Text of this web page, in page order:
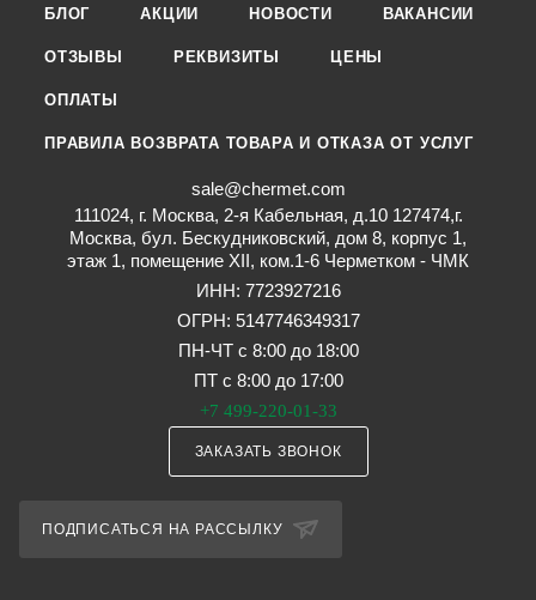
БЛОГ АКЦИИ НОВОСТИ ВАКАНСИИ
ОТЗЫВЫ РЕКВИЗИТЫ ЦЕНЫ
ОПЛАТЫ
ПРАВИЛА ВОЗВРАТА ТОВАРА И ОТКАЗА ОТ УСЛУГ
sale@chermet.com
111024, г. Москва, 2-я Кабельная, д.10 127474,г.
Москва, бул. Бескудниковский, дом 8, корпус 1,
этаж 1, помещение XII, ком.1-6 Черметком - ЧМК
ИНН: 7723927216
ОГРН: 5147746349317
ПН-ЧТ с 8:00 до 18:00
ПТ с 8:00 до 17:00
+7 499-220-01-33
ЗАКАЗАТЬ ЗВОНОК
ПОДПИСАТЬСЯ НА РАССЫЛКУ